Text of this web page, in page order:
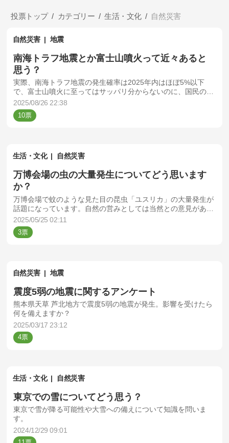
投票トップ カテゴリー 生活・文化 自然災害
自然災害 地震
南海トラフ地震とか富士山噴火って近々あると
思う？
実際、南海トラフ地震の発生確率は2025年内はほぼ5%以下
で、富士山噴火に至ってはサッパリ分からないのに、国民の不
安を煽る様な政府が発表した富士山の大規模噴火に対する政府
の緊急対応についてどう思いますか？
2025/08/26 22:38
10
生活・文化 自然災害
万博会場の虫の大量発生についてどう思います
か？
万博会場で蚊のような見た目の昆虫「ユスリカ」の大量発生が
話題になっています。自然の営みとしては当然との意見がある
一方で問題視する声もあります。あなたは、ユスリカの大量発
生についてどう思いますか？
2025/05/25 02:11
3
自然災害 地震
震度5弱の地震に関するアンケート
熊本県天草 芦北地方で震度5弱の地震が発生。影響を受けたら
何を備えますか？
2025/03/17 23:12
4
生活・文化 自然災害
東京での雪についてどう思う？
東京で雪が降る可能性や大雪への備えについて知識を問いま
す。
2024/12/29 09:01